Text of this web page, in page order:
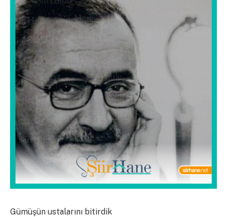
Gümüşün ustalarını bitirdik